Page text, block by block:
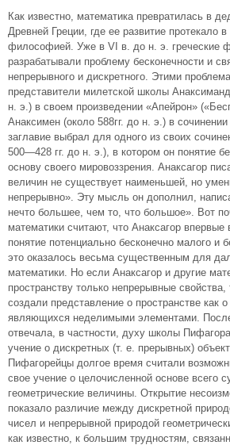
Как известно, математика превратилась в
Древней Греции, где ее развитие протекало
философией. Уже в VI в. до н. э. греческие
разрабатывали проблему бесконечности и
непрерывного и дискретного. Этими
представители милетской школы
н. э.) в своем произведении «Апейрон»
Анаксимен (около 588гг. до н. э.) в
заглавие выбрал для одного из своих
500—428 гг. до н. э.), в котором он понятие
основу своего мировоззрения. Анаксагор
величин не существует наименьшей, но
непрерывно». Эту мысль он дополнил,
нечто большее, чем то, что большое». Вот
математики считают, что Анаксагор впервые
понятие потенциально бесконечно малого и
это оказалось весьма существенным для
математики. Но если Анаксагор и другие
пространству только непрерывные
создали представление о пространстве как
являющихся неделимыми элементами.
отвечала, в частности, духу школы
учение о дискретных (т. е. прерывных)
Пифагорейцы долгое время считали
свое учение о целочисленной основе всего
геометрические величины. Открытие
показало различие между дискретной
чисел и непрерывной природой
как известно, к большим трудностям,